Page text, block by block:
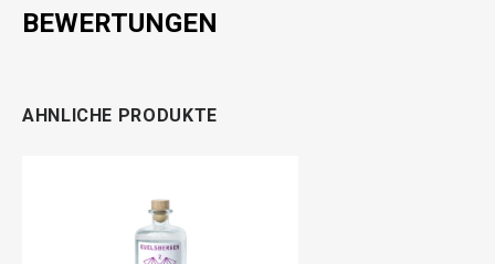
BEWERTUNGEN
AHNLICHE PRODUKTE